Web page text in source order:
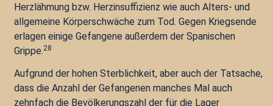
Herzlähmung bzw. Herzinsuffizienz wie auch Alters- und
allgemeine Körperschwäche zum Tod. Gegen Kriegsende
erlagen einige Gefangene außerdem der Spanischen
Grippe.28
Aufgrund der hohen Sterblichkeit, aber auch der Tatsache,
dass die Anzahl der Gefangenen manches Mal auch
zehnfach die Bevölkerungszahl der für die Lager